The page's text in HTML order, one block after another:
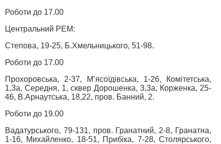
Роботи до 17.00
Центральний РЕМ:
Степова, 19-25, Б.Хмельницького, 51-98.
Роботи до 17.00
Прохоровська, 2-37, М’ясоїдівська, 1-26, Комітетська,
1,3а, Середня, 1, сквер Дорошенка, 3,3а, Корженка, 25-
46, В.Арнаутська, 18,22, пров. Банний, 2.
Роботи до 19.00
Вадатурського, 79-131, пров. Гранатний, 2-8, Гранатна,
1-16, Михайленко, 18-51, Прибіка, 7-28, Столярського,